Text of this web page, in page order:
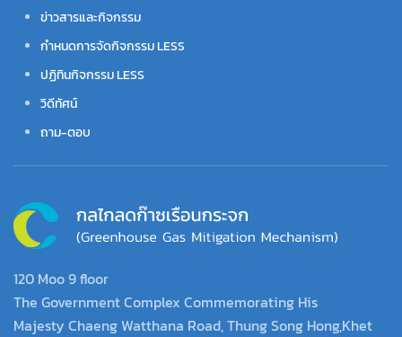
ข่าวสารและกิจกรรม
กำหนดการจัดกิจกรรม LESS
ปฏิทินกิจกรรม LESS
วิดีทัศน์
ถาม-ตอบ
120 Moo 9 floor
The Government Complex Commemorating His
Majesty Chaeng Watthana Road, Thung Song Hong,Khet